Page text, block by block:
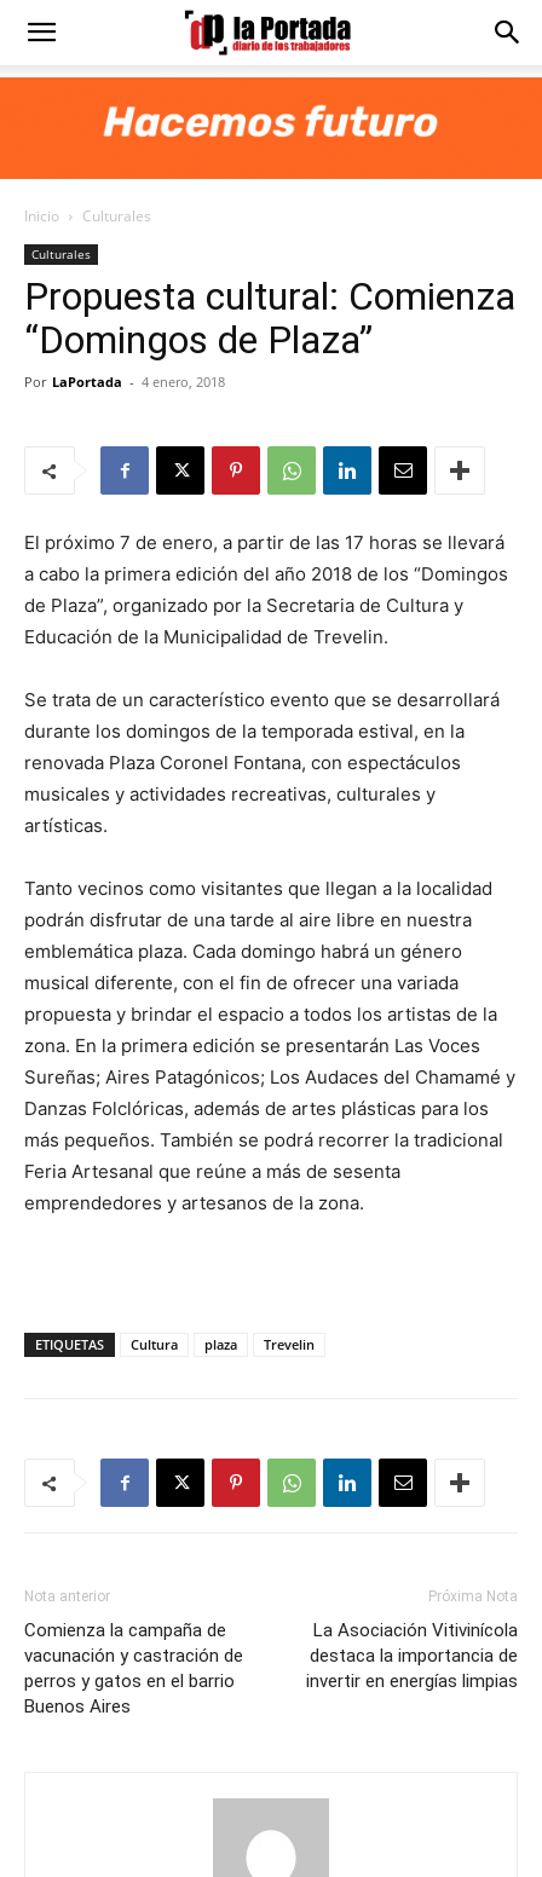
Diario
Portada
Inicio Culturales
Culturales
Propuesta cultural: Comienza
“Domingos de Plaza”
Por LaPortada - 4 enero, 2018
El próximo 7 de enero, a partir de las 17 horas se llevará
a cabo la primera edición del año 2018 de los “Domingos
de Plaza”, organizado por la Secretaria de Cultura y
Educación de la Municipalidad de Trevelin.
Se trata de un característico evento que se desarrollará
durante los domingos de la temporada estival, en la
renovada Plaza Coronel Fontana, con espectáculos
musicales y actividades recreativas, culturales y
artísticas.
Tanto vecinos como visitantes que llegan a la localidad
podrán disfrutar de una tarde al aire libre en nuestra
emblemática plaza. Cada domingo habrá un género
musical diferente, con el fin de ofrecer una variada
propuesta y brindar el espacio a todos los artistas de la
zona. En la primera edición se presentarán Las Voces
Sureñas; Aires Patagónicos; Los Audaces del Chamamé y
Danzas Folclóricas, además de artes plásticas para los
más pequeños. También se podrá recorrer la tradicional
Feria Artesanal que reúne a más de sesenta
emprendedores y artesanos de la zona.
ETIQUETAS Cultura plaza Trevelin
Nota anterior
Comienza la campaña de
vacunación y castración de
perros y gatos en el barrio
Buenos Aires
Próxima Nota
La Asociación Vitivinícola
destaca la importancia de
invertir en energías limpias